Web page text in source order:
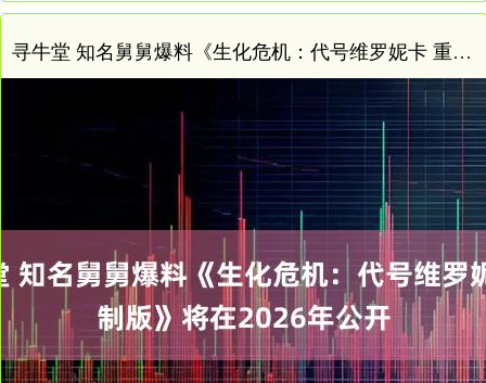
寻牛堂 知名舅舅爆料《生化危机：代号维罗妮卡 重制版》将在2026年公开